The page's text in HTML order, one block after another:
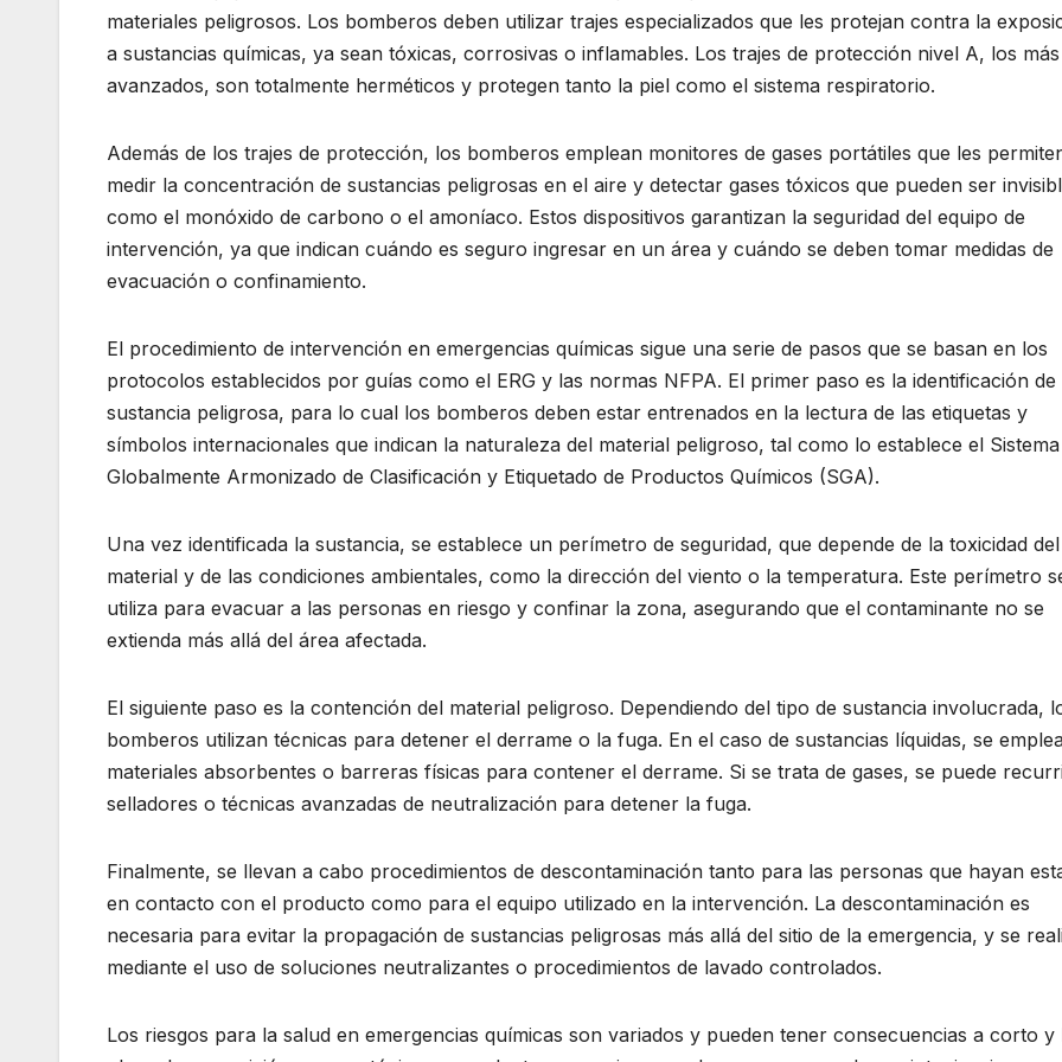
materiales peligrosos. Los bomberos deben utilizar trajes especializados que les protejan contra la
a sustancias químicas, ya sean tóxicas, corrosivas o inflamables. Los trajes de protección nivel A, los más
avanzados, son totalmente herméticos y protegen tanto la piel como el sistema respiratorio.
Además de los trajes de protección, los bomberos emplean monitores de gases portátiles que les
medir la concentración de sustancias peligrosas en el aire y detectar gases tóxicos que pueden ser
como el monóxido de carbono o el amoníaco. Estos dispositivos garantizan la seguridad del equipo de
intervención, ya que indican cuándo es seguro ingresar en un área y cuándo se deben tomar medidas de
evacuación o confinamiento.
El procedimiento de intervención en emergencias químicas sigue una serie de pasos que se basan en los
protocolos establecidos por guías como el ERG y las normas NFPA. El primer paso es la identificación de
sustancia peligrosa, para lo cual los bomberos deben estar entrenados en la lectura de las etiquetas y
símbolos internacionales que indican la naturaleza del material peligroso, tal como lo establece el Sistema
Globalmente Armonizado de Clasificación y Etiquetado de Productos Químicos (SGA).
Una vez identificada la sustancia, se establece un perímetro de seguridad, que depende de la toxicidad del
material y de las condiciones ambientales, como la dirección del viento o la temperatura. Este perímetro
utiliza para evacuar a las personas en riesgo y confinar la zona, asegurando que el contaminante no se
extienda más allá del área afectada.
El siguiente paso es la contención del material peligroso. Dependiendo del tipo de sustancia involucrada,
bomberos utilizan técnicas para detener el derrame o la fuga. En el caso de sustancias líquidas, se
materiales absorbentes o barreras físicas para contener el derrame. Si se trata de gases, se puede
selladores o técnicas avanzadas de neutralización para detener la fuga.
Finalmente, se llevan a cabo procedimientos de descontaminación tanto para las personas que hayan
en contacto con el producto como para el equipo utilizado en la intervención. La descontaminación es
necesaria para evitar la propagación de sustancias peligrosas más allá del sitio de la emergencia, y se
mediante el uso de soluciones neutralizantes o procedimientos de lavado controlados.
Los riesgos para la salud en emergencias químicas son variados y pueden tener consecuencias a corto y